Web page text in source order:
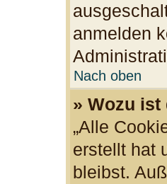
anmelden
Nach oben
» Wozu
„Alle
erstellt hat
bleibst.